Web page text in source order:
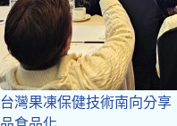
台灣果凍保健技術南向分